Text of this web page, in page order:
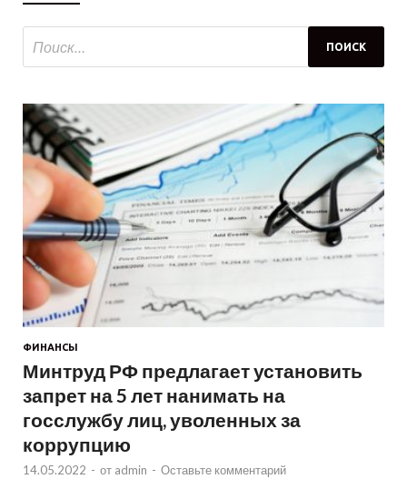
ФИНАНСЫ
Минтруд РФ предлагает установить
запрет на 5 лет нанимать на
госслужбу лиц, уволенных за
коррупцию
14.05.2022 - от admin - Оставьте комментарий